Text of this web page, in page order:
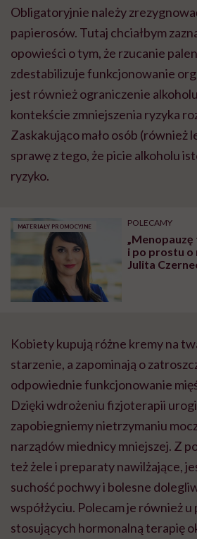
Obligatoryjnie należy
papierosów. Tutaj chciałbym
opowieści o tym, że rzucanie
zdestabilizuje funkcjonowanie
jest również ograniczenie
kontekście zmniejszenia ryzyka
Zaskakująco mało osób (również
sprawę z tego, że picie alkoholu
ryzyko.
MATERIAŁY PROMOCYJNE POLECAMY
i po prostu o
Julita
Kobiety kupują różne kremy na
starzenie, a zapominają o
odpowiednie funkcjonowanie
Dzięki wdrożeniu fizjoterapii
zapobiegniemy nietrzymaniu
narządów miednicy mniejszej. Z
też żele i preparaty nawilżające,
suchość pochwy i bolesne
współżyciu. Polecam je również
stosujących hormonalną terapię